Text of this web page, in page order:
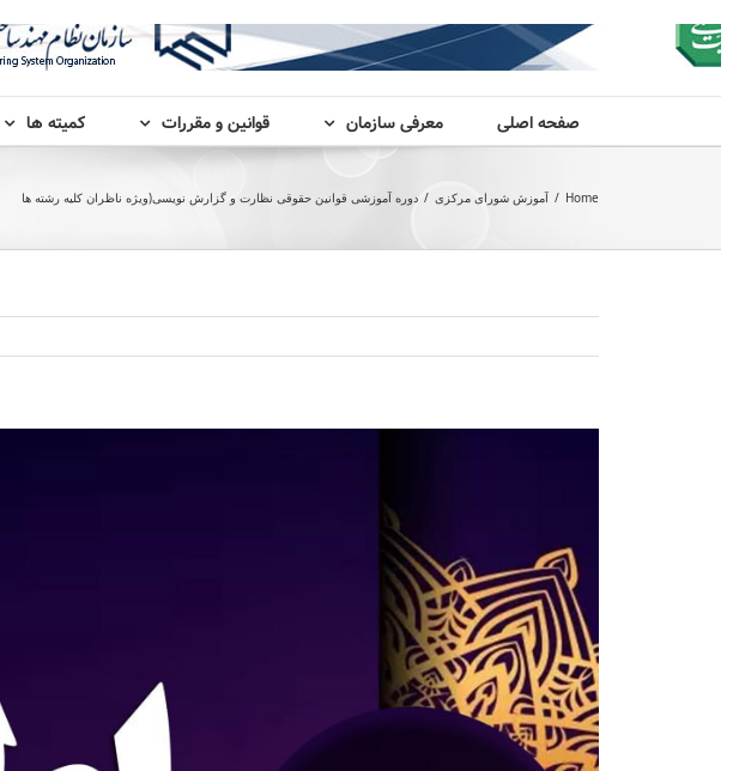
صفحه اصلی معرفی سازمان قوانین و مقررات کمیته ها
Home
/ آموزش شورای مرکزی / دوره آموزشی قوانین حقوقی نظارت و گزارش نویسی(ویژه ناظران کلیه رشته ها